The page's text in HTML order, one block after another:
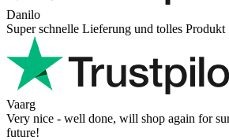
Danilo
Super schnelle Lieferung und tolles Produkt
Vaarg
Very nice - well done, will shop again for
future!